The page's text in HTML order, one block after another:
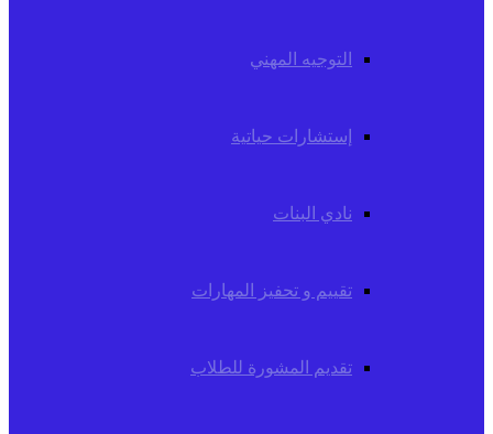
التوجيه المهني
إستشارات حياتية
نادي البنات
تقييم و تحفيز المهارات
تقديم المشورة للطلاب